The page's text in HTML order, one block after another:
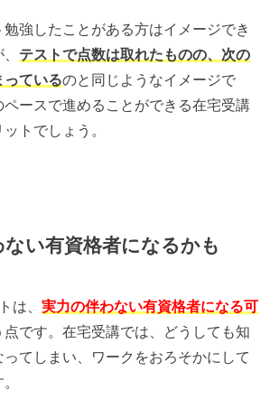
強したことがある方はイメージでき
テストで点数は取れたものの、次の
っているのと同じようなイメージで
ースで進めることができる在宅受講
トでしょう。
い有資格者になるかも
は、実力の伴わない有資格者になる可
点です。在宅受講では、どうしても知
てしまい、ワークをおろそかにして